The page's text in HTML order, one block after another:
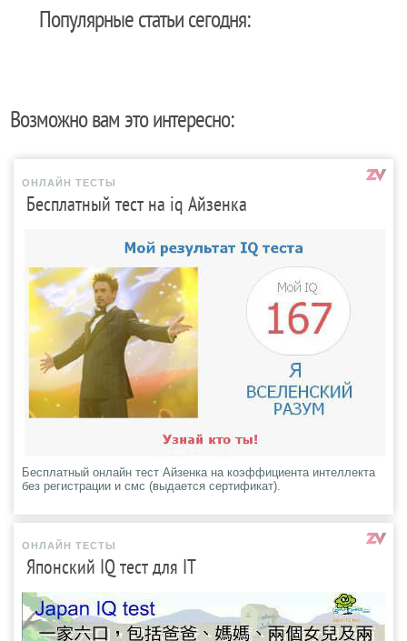
Популярные статьи сегодня:
Возможно вам это интересно:
ОНЛАЙН ТЕСТЫ
Бесплатный тест на iq Айзенка
Бесплатный онлайн тест Айзенка на коэффициента интеллекта
без регистрации и смс (выдается сертификат).
ОНЛАЙН ТЕСТЫ
Японский IQ тест для IT